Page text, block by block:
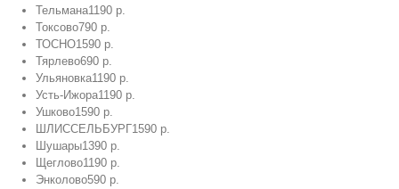
Тельмана1190 р.
Токсово790 р.
ТОСНО1590 р.
Тярлево690 р.
Ульяновка1190 р.
Усть-Ижора1190 р.
Ушково1590 р.
ШЛИССЕЛЬБУРГ1590 р.
Шушары1390 р.
Щеглово1190 р.
Энколово590 р.